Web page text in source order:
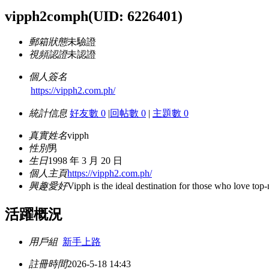
vipph2comph(UID: 6226401)
郵箱狀態未驗證
視頻認證未認證
個人簽名
https://vipph2.com.ph/
統計信息 好友數 0 |回帖數 0 | 主題數 0
真實姓名vipph
性別男
生日1998 年 3 月 20 日
個人主頁https://vipph2.com.ph/
興趣愛好Vipph is the ideal destination for those who love
活躍概況
用戶組 新手上路
註冊時間2026-5-18 14:43